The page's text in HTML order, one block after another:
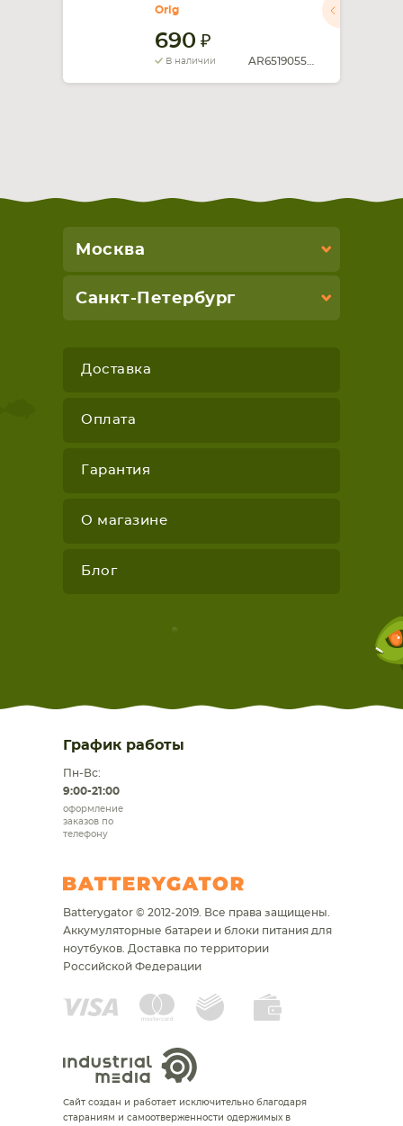
Orig
690
В наличии
Москва
Санкт-Петербург
Доставка
Оплата
Гарантия
О магазине
Блог
График работы
Пн-Вс:
9:00-21:00
оформление
заказов по
телефону
Batterygator © 2012-2019. Все права защищены.
Аккумуляторные батареи и блоки питания для
ноутбуков. Доставка по территории
Российской Федерации
Сайт создан и работает исключительно благодаря
стараниям и самоотверженности одержимых в